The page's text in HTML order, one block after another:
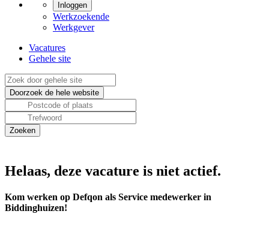
Inloggen
Werkzoekende
Werkgever
Vacatures
Gehele site
Helaas, deze vacature is niet actief.
Kom werken op Defqon als Service medewerker in
Biddinghuizen!